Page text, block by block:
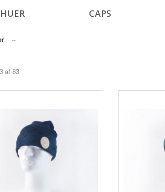
HUER CAPS
--
af 83